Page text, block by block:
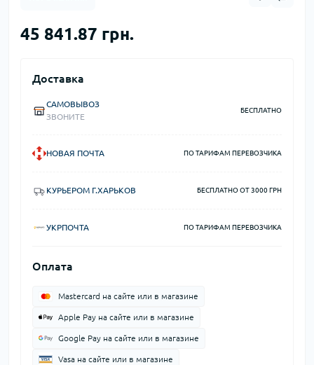
45 841.87 грн.
Доставка
САМОВЫВОЗ
ЗВОНИТЕ
БЕСПЛАТНО
НОВАЯ ПОЧТА ПО ТАРИФАМ ПЕРЕВОЗЧИКА
КУРЬЕРОМ Г.ХАРЬКОВ БЕСПЛАТНО ОТ 3000 ГРН
УКРПОЧТА ПО ТАРИФАМ ПЕРЕВОЗЧИКА
Оплата
Mastercard на сайте или в магазине
Apple Pay на сайте или в магазине
Google Pay на сайте или в магазине
Vasa на сайте или в магазине